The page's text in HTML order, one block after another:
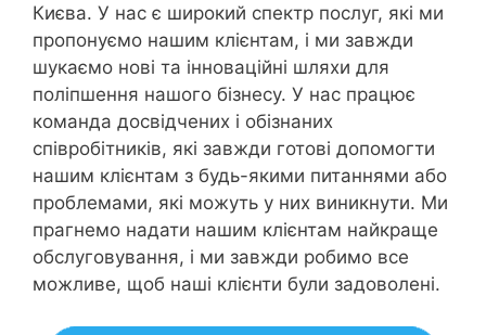
Києва. У нас є широкий спектр послуг, які ми
пропонуємо нашим клієнтам, і ми завжди
шукаємо нові та інноваційні шляхи для
поліпшення нашого бізнесу. У нас працює
команда досвідчених і обізнаних
співробітників, які завжди готові допомогти
нашим клієнтам з будь-якими питаннями або
проблемами, які можуть у них виникнути. Ми
прагнемо надати нашим клієнтам найкраще
обслуговування, і ми завжди робимо все
можливе, щоб наші клієнти були задоволені.